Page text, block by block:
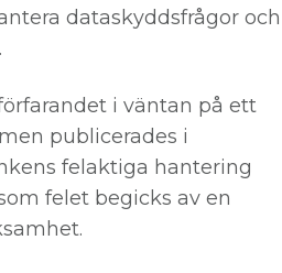
dataskyddsfrågor och
i väntan på ett
publicerades i
felaktiga hantering
felet begicks av en